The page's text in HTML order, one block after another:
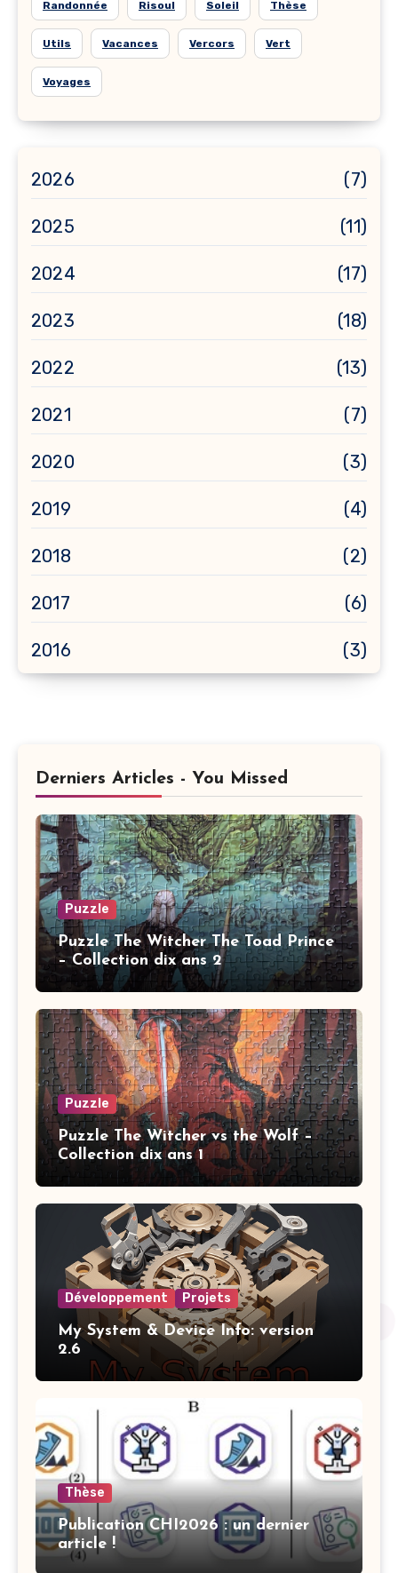
Randonnée Risoul Soleil Thèse
Utils Vacances Vercors Vert
Voyages
2026 (7)
2025 (11)
2024 (17)
2023 (18)
2022 (13)
2021 (7)
2020 (3)
2019 (4)
2018 (2)
2017 (6)
2016 (3)
Derniers Articles - You Missed
Puzzle
Puzzle The Witcher The Toad Prince
– Collection dix ans 2
Puzzle
Puzzle The Witcher vs the Wolf –
Collection dix ans 1
Développement Projets
My System & Device Info: version
2.6
Thèse
Publication CHI2026 : un dernier
article !